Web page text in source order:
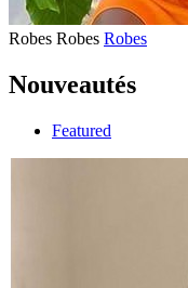
Robes Robes Robes
Nouveautés
Featured